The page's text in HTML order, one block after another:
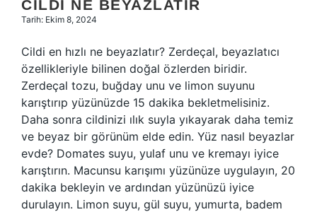
CILDI NE BEYAZLATIR
Tarih: Ekim 8, 2024
Cildi en hızlı ne beyazlatır? Zerdeçal, beyazlatıcı
özellikleriyle bilinen doğal özlerden biridir.
Zerdeçal tozu, buğday unu ve limon suyunu
karıştırıp yüzünüzde 15 dakika bekletmelisiniz.
Daha sonra cildinizi ılık suyla yıkayarak daha temiz
ve beyaz bir görünüm elde edin. Yüz nasıl beyazlar
evde? Domates suyu, yulaf unu ve kremayı iyice
karıştırın. Macunsu karışımı yüzünüze uygulayın, 20
dakika bekleyin ve ardından yüzünüzü iyice
durulayın. Limon suyu, gül suyu, yumurta, badem